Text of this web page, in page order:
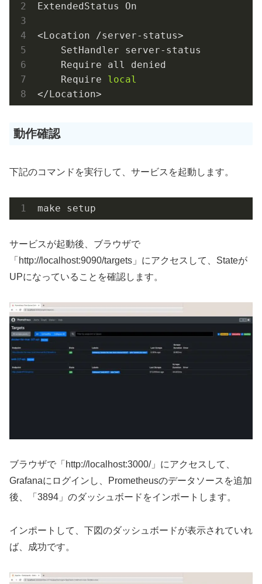
ExtendedStatus On
<Location /server-status>
    SetHandler server-status
    Require all denied
    Require
local
動作確認
下記のコマンドを実行して、サービスを起動します。
make setup
サービスが起動後、ブラウザで
「http://localhost:9090/targets」にアクセスして、Stateが
UPになっていることを確認します。
ブラウザで「http://localhost:3000/」にアクセスして、
Grafanaにログインし、Prometheusのデータソースを追加
後、「3894」のダッシュボードをインポートします。
インポートして、下図のダッシュボードが表示されていれ
ば、成功です。